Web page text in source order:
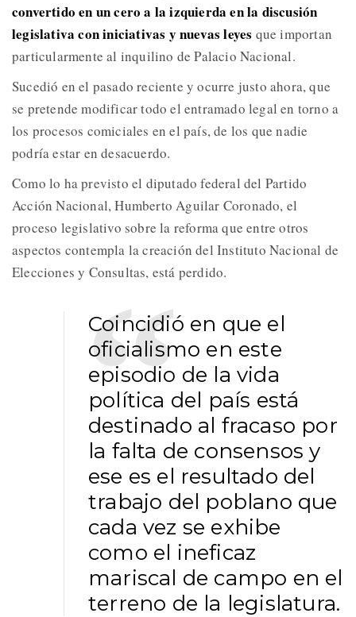
convertido en un cero a la izquierda en la discusión
legislativa con iniciativas y nuevas leyes que importan
particularmente al inquilino de Palacio Nacional.
Sucedió en el pasado reciente y ocurre justo ahora, que
se pretende modificar todo el entramado legal en torno a
los procesos comiciales en el país, de los que nadie
podría estar en desacuerdo.
Como lo ha previsto el diputado federal del Partido
Acción Nacional, Humberto Aguilar Coronado, el
proceso legislativo sobre la reforma que entre otros
aspectos contempla la creación del Instituto Nacional de
Elecciones y Consultas, está perdido.
Coincidió en que el
oficialismo en este
episodio de la vida
política del país está
destinado al fracaso por
la falta de consensos y
ese es el resultado del
trabajo del poblano que
cada vez se exhibe
como el ineficaz
mariscal de campo en el
terreno de la legislatura.